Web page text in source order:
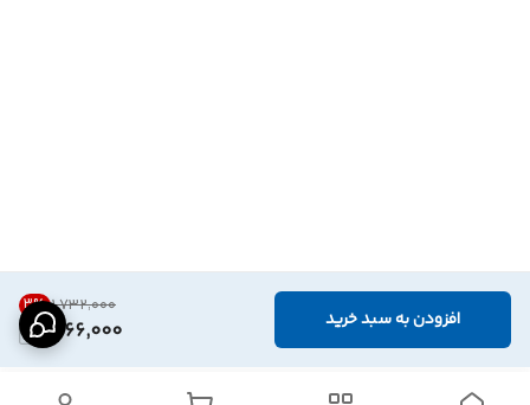
۱٬۷۳۲٬۰۰۰ 3%
1,666,000 افزودن به سبد خرید